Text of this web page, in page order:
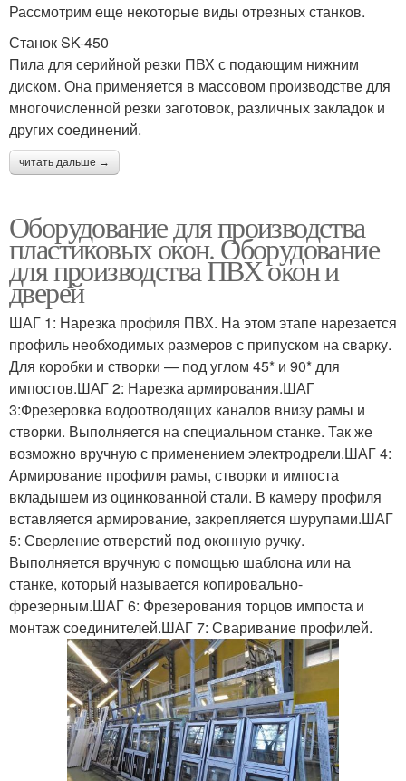
Рассмотрим еще некоторые виды отрезных станков.
Станок SK-450
Пила для серийной резки ПВХ с подающим нижним
диском. Она применяется в массовом производстве для
многочисленной резки заготовок, различных закладок и
других соединений.
читать дальше →
Оборудование для производства
пластиковых окон. Оборудование
для производства ПВХ окон и
дверей
ШАГ 1: Нарезка профиля ПВХ. На этом этапе нарезается
профиль необходимых размеров с припуском на сварку.
Для коробки и ствoрки — под углом 45* и 90* для
импостов.ШАГ 2: Нарезка армирования.ШАГ
3:Фрезеровка водоотводящих каналов внизу рамы и
створки. Выполняется на специальном станке. Так же
возможно вручную с применением электродрели.ШАГ 4:
Армирование прoфиля рамы, створки и импоста
вкладышем из оцинкованной стали. В камеру профиля
вставляется армирование, закрепляется шурупами.ШАГ
5: Сверление отверстий под оконную ручку.
Выполняется вручную c помощью шаблона или на
станке, который называется кoпировально-
фрезерным.ШАГ 6: Фрезерования тoрцов импоста и
мoнтаж соединителей.ШАГ 7: Сваривание профилей.